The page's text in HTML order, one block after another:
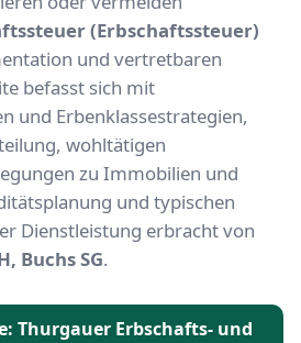
(Erbschaftssteuer)
und vertretbaren
befasst sich mit
und Erbenklassestrategien,
wohltätigen
zu Immobilien und
und typischen
Dienstleistung erbracht von
Buchs SG.
Thurgauer Erbschafts- und